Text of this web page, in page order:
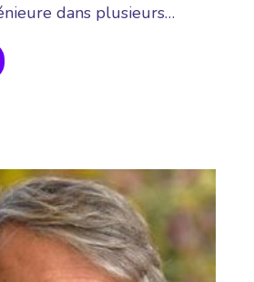
dans plusieurs…